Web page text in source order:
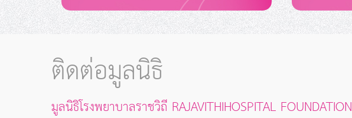
ติดต่อมูลนิธิ
มูลนิธิโรงพยาบาลราชวิถี RAJAVITHIHOSPITAL FOUNDATION